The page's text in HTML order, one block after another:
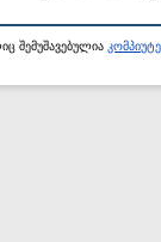
შემუშავებულია